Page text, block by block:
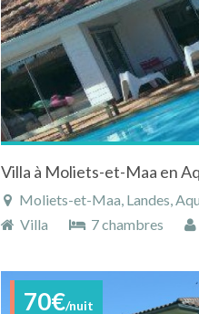
Villa à Moliets-et-Maa en
Moliets-et-Maa, Landes,
Villa
7 chambres
70€/nuit